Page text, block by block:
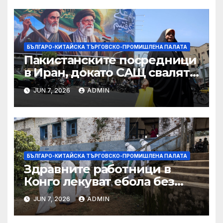
Министерство на
търговията
БЪЛГАРО-КИТАЙСКА ТЪРГОВСКО-ПРОМИШЛЕНА ПАЛАТА
Пакистанските посредници
в Иран, докато САЩ свалят
дронове, Ливан търси мир
JUN 7, 2026 ADMIN
БЪЛГАРО-КИТАЙСКА ТЪРГОВСКО-ПРОМИШЛЕНА ПАЛАТА
Здравните работници в
Конго лекуват ебола без
заплащане, докато СЗО
търси ресурси
JUN 7, 2026 ADMIN